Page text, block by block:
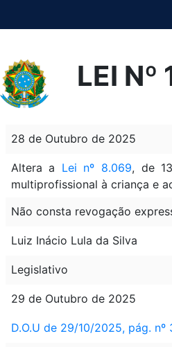
LEI Nº
28 de Outubro de 2025
Altera a Lei nº 8.069, de
multiprofissional à criança e
Não consta revogação
Luiz Inácio Lula da Silva
Legislativo
29 de Outubro de 2025
D.O.U de 29/10/2025, pág. nº